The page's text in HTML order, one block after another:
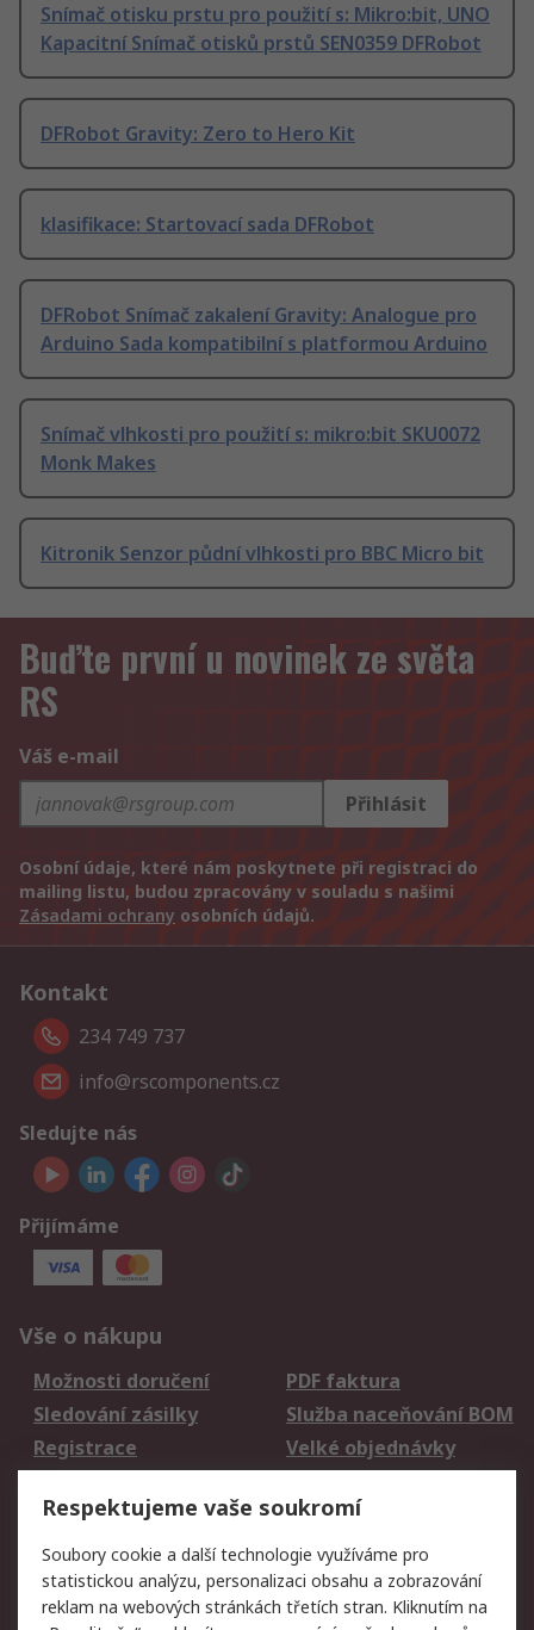
Snímač otisku prstu pro použití s: Mikro:bit, UNO
Kapacitní Snímač otisků prstů SEN0359 DFRobot
DFRobot Gravity: Zero to Hero Kit
klasifikace: Startovací sada DFRobot
DFRobot Snímač zakalení Gravity: Analogue pro
Arduino Sada kompatibilní s platformou Arduino
Snímač vlhkosti pro použití s: mikro:bit SKU0072
Monk Makes
Kitronik Senzor půdní vlhkosti pro BBC Micro bit
Buďte první u novinek ze světa
RS
Váš e-mail
Přihlásit
Osobní údaje, které nám poskytnete při registraci do
mailing listu, budou zpracovány v souladu s našimi
Zásadami ochrany osobních údajů.
Kontakt
234 749 737
info@rscomponents.cz
Sledujte nás
Přijímáme
Vše o nákupu
Možnosti doručení
PDF faktura
Sledování zásilky
Služba naceňování BOM
Registrace
Velké objednávky
Právní
Autorská práva
Obchodní podmínky
společnosti RS
Respektujeme vaše soukromí
Soubory cookie a další technologie využíváme pro
statistickou analýzu, personalizaci obsahu a zobrazování
reklam na webových stránkách třetích stran. Kliknutím na